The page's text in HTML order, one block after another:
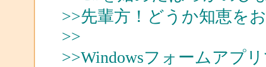
>>先輩方！どうか知恵を
>>
>>Windowsフォームアプ